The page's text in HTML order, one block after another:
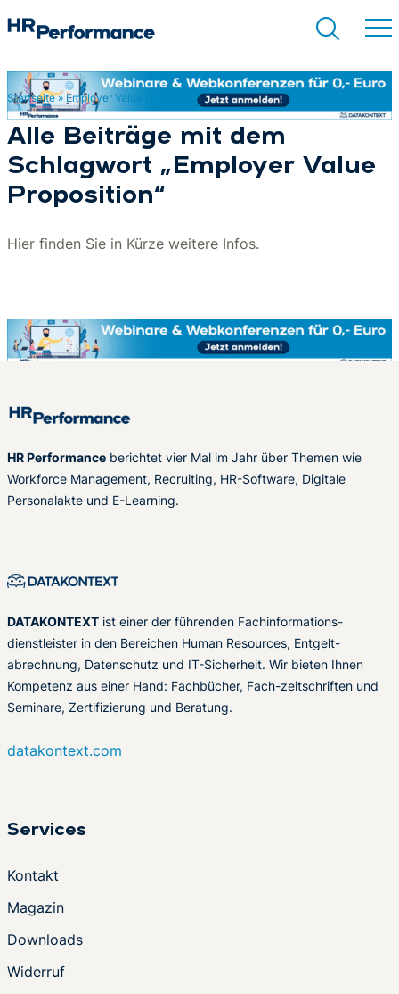
Suchen
Startseite» Employer Value Proposition
Alle Beiträge mit dem
Schlagwort „Employer Value
Proposition“
Hier finden Sie in Kürze weitere Infos.
HR Performance berichtet vier Mal im Jahr über Themen wie
Workforce Management, Recruiting, HR-Software, Digitale
Personalakte und E-Learning.
DATAKONTEXT ist einer der führenden Fachinformations-
dienstleister in den Bereichen Human Resources, Entgelt-
abrechnung, Datenschutz und IT-Sicherheit. Wir bieten Ihnen
Kompetenz aus einer Hand: Fachbücher, Fach-zeitschriften und
Seminare, Zertifizierung und Beratung.
datakontext.com
Services
Kontakt
Magazin
Downloads
Widerruf